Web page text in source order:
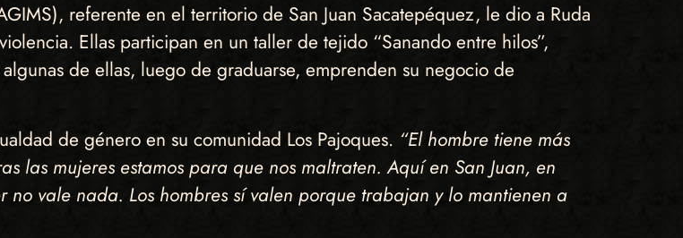
referente en el territorio de San Juan Sacatepéquez, le dio a Ruda
Ellas participan en un taller de tejido “Sanando entre hilos”,
de ellas, luego de graduarse, emprenden su negocio de
de género en su comunidad Los Pajoques. “El hombre tiene más
las mujeres estamos para que nos maltraten. Aquí en San Juan, en
vale nada. Los hombres sí valen porque trabajan y lo mantienen a